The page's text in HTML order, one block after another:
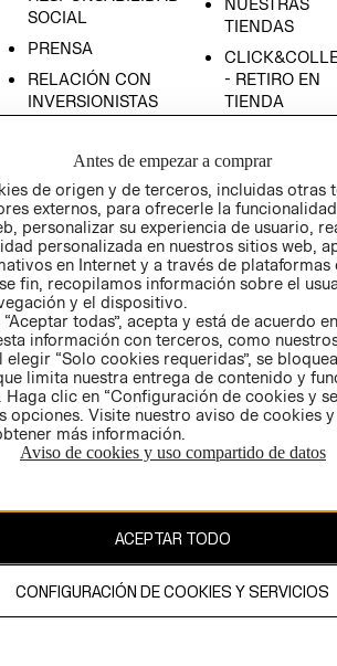
SOCIAL
PRENSA
RELACIÓN CON
INVERSIONISTAS
EMPRESARIAL
NUESTRAS
TIENDAS
- RETIRO EN
TIENDA
CONDICIONES
AVISO DE
PRIVACIDAD
GIFT CARD
AVISO DE
COOKIES
página web está protegido por copyright y es
& Mauritz AB.
Antes de empezar a comprar
de origen y de terceros, incluidas otras
externos, para ofrecerle la
personalizar su experiencia de usuario,
personalizada en nuestros sitios web,
en Internet y a través de plataformas
fin, recopilamos información sobre el
y el dispositivo.
todas”, acepta y está de acuerdo
información con terceros, como
“Solo cookies requeridas”, se
limita nuestra entrega de contenido y
Haga clic en “Configuración de cookies y
opciones. Visite nuestro aviso de cookies
más información.
Aviso de cookies y uso compartido de datos
ACEPTAR TODO
CONFIGURACIÓN DE COOKIES Y SERVICIOS